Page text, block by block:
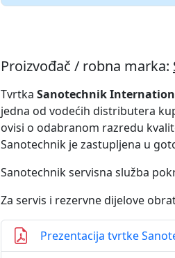
Proizvođač / robna marka:
Tvrtka Sanotechnik
jedna od vodećih distributera
ovisi o odabranom razredu
Sanotechnik je zastupljena u
Sanotechnik servisna služba
Za servis i rezervne dijelove
Prezentacija tvrtke